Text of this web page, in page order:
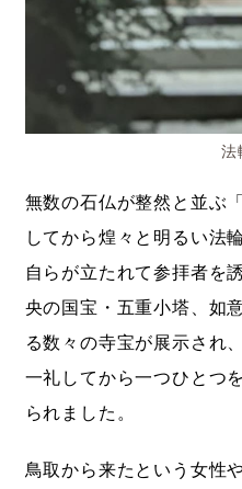
法
無数の石仏が整然と並ぶ
してから煌々と明るい法
自らが立たれて参拝者を
央の国宝・五重小塔、如
る数々の寺宝が展示され
一礼してから一つひとつ
られました。
鳥取から来たという女性